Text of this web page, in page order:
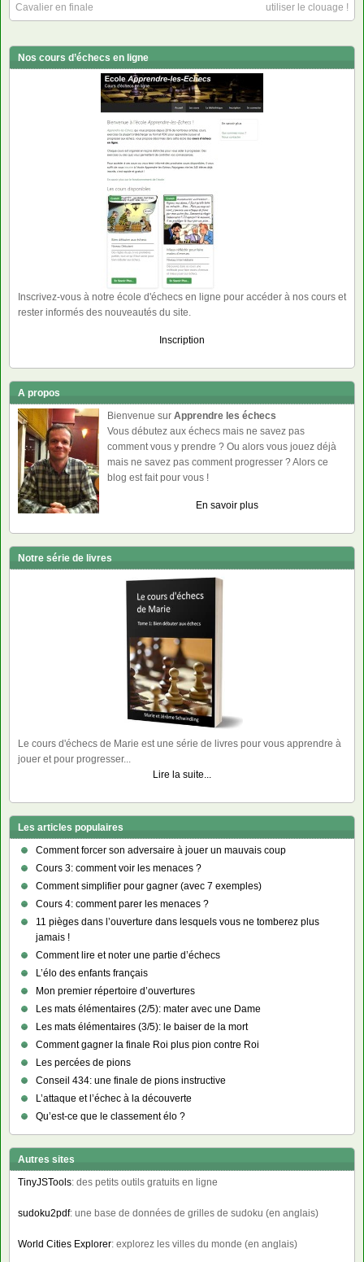
Cavalier en finale
utiliser le clouage !
Nos cours d’échecs en ligne
Inscrivez-vous à notre école d'échecs en ligne pour accéder à nos cours et
rester informés des nouveautés du site.
Inscription
A propos
Bienvenue sur Apprendre les échecs
Vous débutez aux échecs mais ne savez pas
comment vous y prendre ? Ou alors vous jouez déjà
mais ne savez pas comment progresser ? Alors ce
blog est fait pour vous !
En savoir plus
Notre série de livres
Le cours d'échecs de Marie est une série de livres pour vous apprendre à
jouer et pour progresser...
Lire la suite...
Les articles populaires
Comment forcer son adversaire à jouer un mauvais coup
Cours 3: comment voir les menaces ?
Comment simplifier pour gagner (avec 7 exemples)
Cours 4: comment parer les menaces ?
11 pièges dans l’ouverture dans lesquels vous ne tomberez plus
jamais !
Comment lire et noter une partie d’échecs
L’élo des enfants français
Mon premier répertoire d’ouvertures
Les mats élémentaires (2/5): mater avec une Dame
Les mats élémentaires (3/5): le baiser de la mort
Comment gagner la finale Roi plus pion contre Roi
Les percées de pions
Conseil 434: une finale de pions instructive
L’attaque et l’échec à la découverte
Qu’est-ce que le classement élo ?
Autres sites
TinyJSTools: des petits outils gratuits en ligne
sudoku2pdf: une base de données de grilles de sudoku (en anglais)
World Cities Explorer: explorez les villes du monde (en anglais)